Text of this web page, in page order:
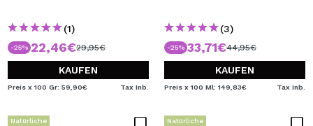
(1)
-25% 22,46€29,95€
KAUFEN
Preis x 100 Gr: 59,90€ Tax Inb.
(3)
-25% 33,71€44,95€
KAUFEN
Preis x 100 Ml: 149,83€ Tax Inb.
Natürliche Natürliche